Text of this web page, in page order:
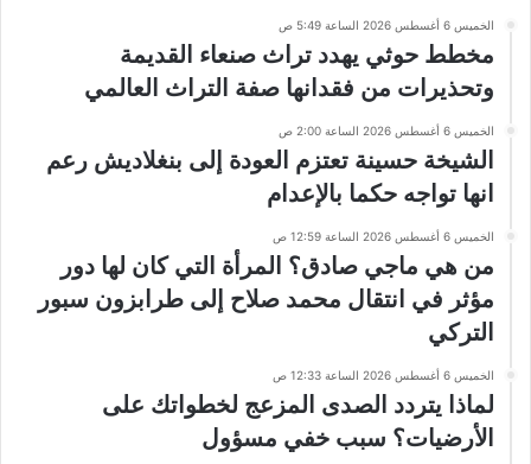
الخميس 6 أغسطس 2026 الساعة 5:49 ص
مخطط حوثي يهدد تراث صنعاء القديمة
وتحذيرات من فقدانها صفة التراث العالمي
الخميس 6 أغسطس 2026 الساعة 2:00 ص
الشيخة حسينة تعتزم العودة إلى بنغلاديش رعم
انها تواجه حكما بالإعدام
الخميس 6 أغسطس 2026 الساعة 12:59 ص
من هي ماجي صادق؟ المرأة التي كان لها دور
مؤثر في انتقال محمد صلاح إلى طرابزون سبور
التركي
الخميس 6 أغسطس 2026 الساعة 12:33 ص
لماذا يتردد الصدى المزعج لخطواتك على
الأرضيات؟ سبب خفي مسؤول